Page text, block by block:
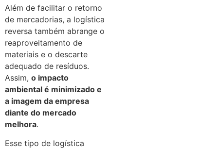
Além de facilitar o retorno
de mercadorias, a logística
reversa também abrange o
reaproveitamento de
materiais e o descarte
adequado de resíduos.
Assim, o impacto
ambiental é minimizado e
a imagem da empresa
diante do mercado
melhora.
Esse tipo de logística